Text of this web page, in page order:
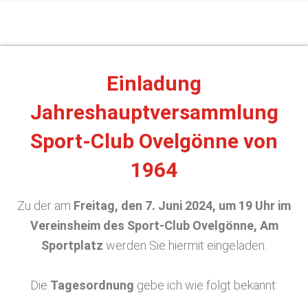
Einladung
Jahreshauptversammlung
Sport-Club Ovelgönne von
1964
Zu der am Freitag, den 7. Juni 2024, um 19 Uhr im
Vereinsheim des Sport-Club Ovelgönne, Am
Sportplatz werden Sie hiermit eingeladen.
Die Tagesordnung gebe ich wie folgt bekannt: